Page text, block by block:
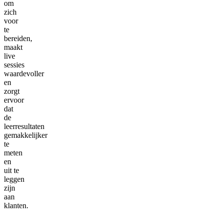
om
zich
voor
te
bereiden,
maakt
live
sessies
waardevoller
en
zorgt
ervoor
dat
de
leerresultaten
gemakkelijker
te
meten
en
uit te
leggen
zijn
aan
klanten.